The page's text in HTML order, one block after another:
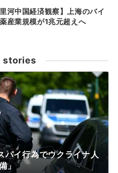
里河中国経済観察】上海のバイ
産業規模が1兆元超えへ
stories
パイ行為でウクライナ人
」